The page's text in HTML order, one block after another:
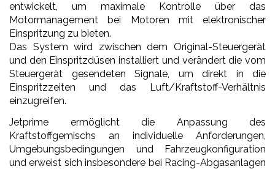
entwickelt, um maximale Kontrolle über das
Motormanagement bei Motoren mit elektronischer
Einspritzung zu bieten.
Das System wird zwischen dem Original-Steuergerät
und den Einspritzdüsen installiert und verändert die vom
Steuergerät gesendeten Signale, um direkt in die
Einspritzzeiten und das Luft/Kraftstoff-Verhältnis
einzugreifen.
Jetprime ermöglicht die Anpassung des
Kraftstoffgemischs an individuelle Anforderungen,
Umgebungsbedingungen und Fahrzeugkonfiguration
und erweist sich insbesondere bei Racing-Abgasanlagen